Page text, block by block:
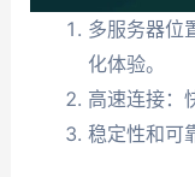
多服务器位
化体验。
高速连接：
稳定性和可